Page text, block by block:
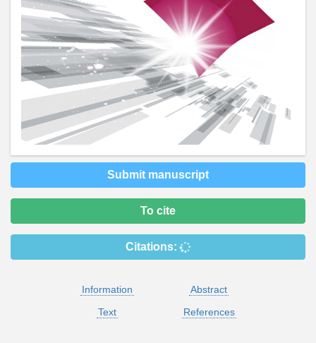
Submit manuscript
To cite
Citations:
Information
Abstract
Text
References